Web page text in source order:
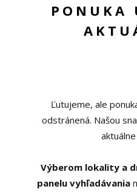
PONUKA
Ľutujeme, ale
odstránená. Našou
Výberom lokality a
panelu vyhľadávania